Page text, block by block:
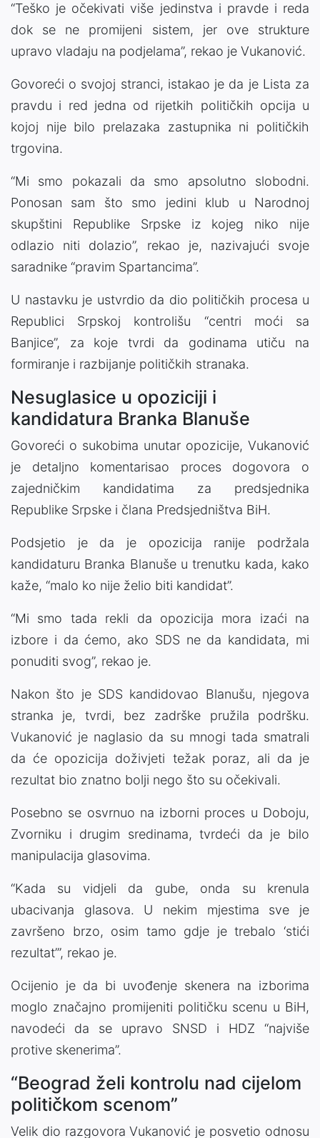
“Teško je očekivati više jedinstva i pravde i reda
dok se ne promijeni sistem, jer ove strukture
upravo vladaju na podjelama”, rekao je Vukanović.
Govoreći o svojoj stranci, istakao je da je Lista za
pravdu i red jedna od rijetkih političkih opcija u
kojoj nije bilo prelazaka zastupnika ni političkih
trgovina.
“Mi smo pokazali da smo apsolutno slobodni.
Ponosan sam što smo jedini klub u Narodnoj
skupštini Republike Srpske iz kojeg niko nije
odlazio niti dolazio”, rekao je, nazivajući svoje
saradnike “pravim Spartancima”.
U nastavku je ustvrdio da dio političkih procesa u
Republici Srpskoj kontrolišu “centri moći sa
Banjice”, za koje tvrdi da godinama utiču na
formiranje i razbijanje političkih stranaka.
Nesuglasice u opoziciji i
kandidatura Branka Blanuše
Govoreći o sukobima unutar opozicije, Vukanović
je detaljno komentarisao proces dogovora o
zajedničkim kandidatima za predsjednika
Republike Srpske i člana Predsjedništva BiH.
Podsjetio je da je opozicija ranije podržala
kandidaturu Branka Blanuše u trenutku kada, kako
kaže, “malo ko nije želio biti kandidat”.
“Mi smo tada rekli da opozicija mora izaći na
izbore i da ćemo, ako SDS ne da kandidata, mi
ponuditi svog”, rekao je.
Nakon što je SDS kandidovao Blanušu, njegova
stranka je, tvrdi, bez zadrške pružila podršku.
Vukanović je naglasio da su mnogi tada smatrali
da će opozicija doživjeti težak poraz, ali da je
rezultat bio znatno bolji nego što su očekivali.
Posebno se osvrnuo na izborni proces u Doboju,
Zvorniku i drugim sredinama, tvrdeći da je bilo
manipulacija glasovima.
“Kada su vidjeli da gube, onda su krenula
ubacivanja glasova. U nekim mjestima sve je
završeno brzo, osim tamo gdje je trebalo ‘stići
rezultat’”, rekao je.
Ocijenio je da bi uvođenje skenera na izborima
moglo značajno promijeniti političku scenu u BiH,
navodeći da se upravo SNSD i HDZ “najviše
protive skenerima”.
“Beograd želi kontrolu nad cijelom
političkom scenom”
Velik dio razgovora Vukanović je posvetio odnosu